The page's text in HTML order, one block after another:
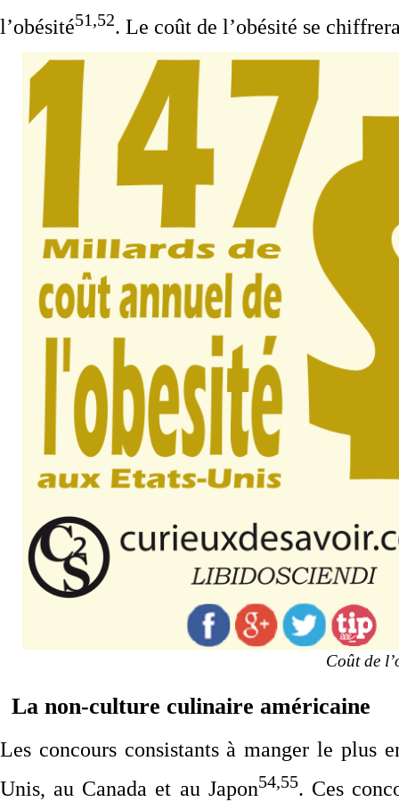
l’obésité51,52. Le coût de l’obésité se
Coût de
La non-culture culinaire américaine
Les concours consistants à manger le plus
Unis, au Canada et au Japon54,55. Ces